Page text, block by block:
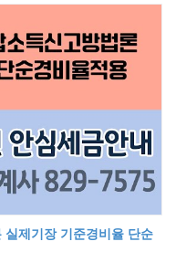
제기장 기준경비율 단순